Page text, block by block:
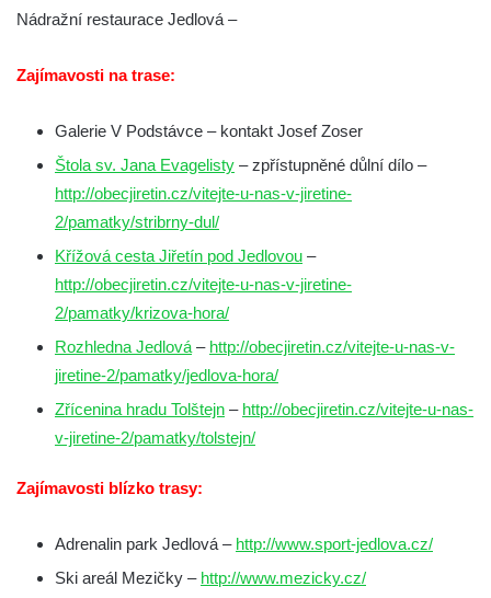
Nádražní restaurace Jedlová –
Zajímavosti na trase:
Galerie V Podstávce – kontakt Josef Zoser
Štola sv. Jana Evagelisty – zpřístupněné důlní dílo –
http://obecjiretin.cz/vitejte-u-nas-v-jiretine-
2/pamatky/stribrny-dul/
Křížová cesta Jiřetín pod Jedlovou –
http://obecjiretin.cz/vitejte-u-nas-v-jiretine-
2/pamatky/krizova-hora/
Rozhledna Jedlová – http://obecjiretin.cz/vitejte-u-nas-v-
jiretine-2/pamatky/jedlova-hora/
Zřícenina hradu Tolštejn – http://obecjiretin.cz/vitejte-u-nas-
v-jiretine-2/pamatky/tolstejn/
Zajímavosti blízko trasy:
Adrenalin park Jedlová – http://www.sport-jedlova.cz/
Ski areál Mezičky – http://www.mezicky.cz/